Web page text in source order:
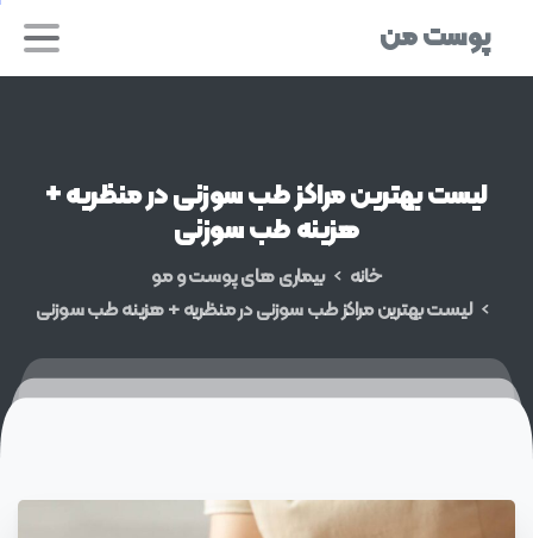
پوست من
لیستبهترینمراکزطبسوزنیدرمنظریه+
هزینهطبسوزنی
خانه
بیماری های پوست و مو
لیست بهترین مراکز طب سوزنی در منظریه + هزینه طب سوزنی